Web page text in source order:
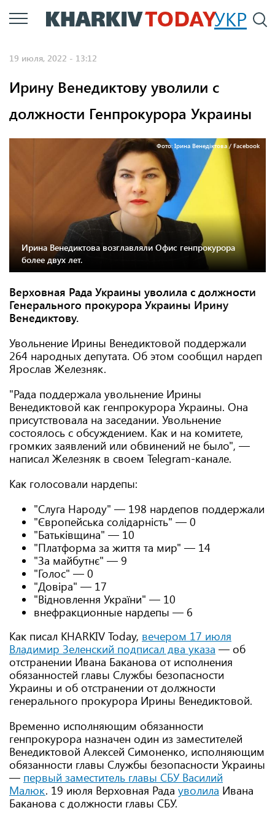
Перейти
к
УКР
19 июля, 2022 - 13:12
Ирину Венедиктову уволили с
должности Генпрокурора Украины
Фото: Ірина Венедіктова / Facebook
Ирина Венедиктова возглавляли Офис генпрокурора
более двух лет.
Верховная Рада Украины уволила с должности
Генерального прокурора Украины Ирину
Венедиктову.
Увольнение Ирины Венедиктовой поддержали
264 народных депутата. Об этом сообщил нардеп
Ярослав Железняк.
"Рада поддержала увольнение Ирины
Венедиктовой как генпрокурора Украины. Она
присутствовала на заседании. Увольнение
состоялось с обсуждением. Как и на комитете,
громких заявлений или обвинений не было", —
написал Железняк в своем Telegram-канале.
Как голосовали нардепы:
"Слуга Народу" — 198 нардепов поддержали
"Європейська солідарність" — 0
"Батьківщина" — 10
"Платформа за життя та мир" — 14
"За майбутнє" — 9
"Голос" — 0
"Довіра" — 17
"Відновлення України" — 10
внефракционные нардепы — 6
Как писал KHARKIV Today, вечером 17 июля
Владимир Зеленский подписал два указа — об
отстранении Ивана Баканова от исполнения
обязанностей главы Службы безопасности
Украины и об отстранении от должности
генерального прокурора Ирины Венедиктовой.
Временно исполняющим обязанности
генпрокурора назначен один из заместителей
Венедиктовой Алексей Симоненко, исполняющим
обязанности главы Службы безопасности Украины
— первый заместитель главы СБУ Василий
Малюк. 19 июля Верховная Рада уволила Ивана
Баканова с должности главы СБУ.